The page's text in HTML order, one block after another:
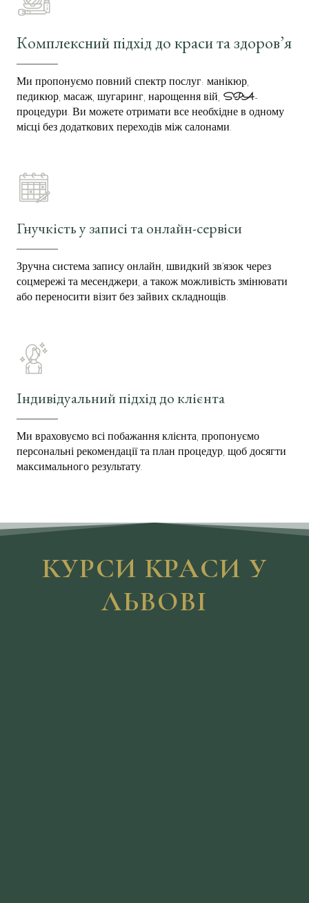
Комплексний підхід до краси та здоров’я
Ми пропонуємо повний спектр послуг: манікюр,
педикюр, масаж, шугаринг, нарощення вій, SPA-
процедури. Ви можете отримати все необхідне в одному
місці без додаткових переходів між салонами.
Гнучкість у записі та онлайн-сервіси
Зручна система запису онлайн, швидкий зв’язок через
соцмережі та месенджери, а також можливість змінювати
або переносити візит без зайвих складнощів.
Індивідуальний підхід до клієнта
Ми враховуємо всі побажання клієнта, пропонуємо
персональні рекомендації та план процедур, щоб досягти
максимального результату.
КУРСИ КРАСИ У
ЛЬВОВІ